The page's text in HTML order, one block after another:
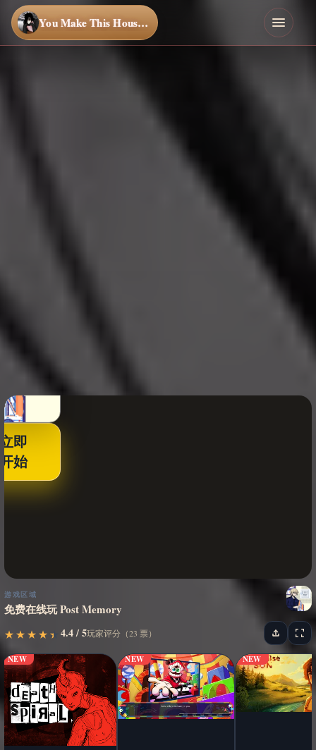
You Make This House a Home
立即
开始
游戏区域
免费在线玩 Post Memory
★
★ ★
★ ★
★ ★
★ ★
★ 4.4 / 5玩家评分（23 票）
NEW NEW NEW